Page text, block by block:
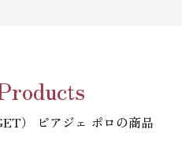
） ピアジェ ポロの商品